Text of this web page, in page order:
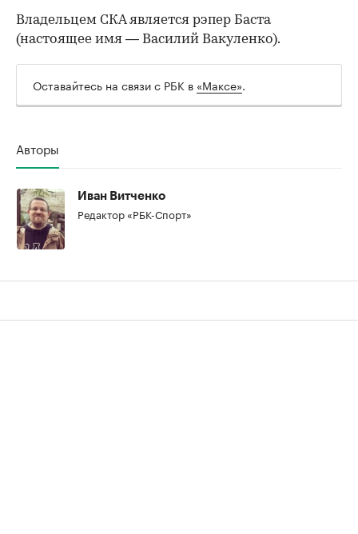
Владельцем СКА является рэпер Баста
(настоящее имя — Василий Вакуленко).
Оставайтесь на связи с РБК в «Максе».
Авторы
Иван Витченко
Редактор «РБК-Спорт»